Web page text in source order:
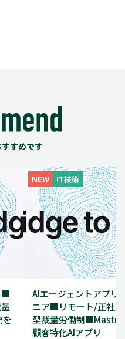
すめです
■
を
NEW IT技術
AIエージェントアプリ
ニア■リモート/正社
型裁量労働制■Mastra
顧客特化AIアプリ